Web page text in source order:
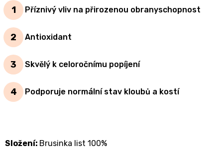
Příznivý vliv na přirozenou obranyschopnost
Antioxidant
Skvělý k celoročnímu popíjení
Podporuje normální stav kloubů a kostí
Složení: Brusinka list 100%